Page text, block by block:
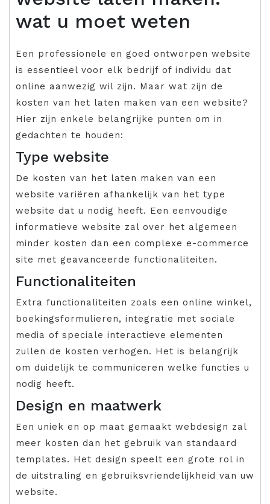
wat u moet weten
Een professionele en goed ontworpen website
is essentieel voor elk bedrijf of individu dat
online aanwezig wil zijn. Maar wat zijn de
kosten van het laten maken van een website?
Hier zijn enkele belangrijke punten om in
gedachten te houden:
Type website
De kosten van het laten maken van een
website variëren afhankelijk van het type
website dat u nodig heeft. Een eenvoudige
informatieve website zal over het algemeen
minder kosten dan een complexe e-commerce
site met geavanceerde functionaliteiten.
Functionaliteiten
Extra functionaliteiten zoals een online winkel,
boekingsformulieren, integratie met sociale
media of speciale interactieve elementen
zullen de kosten verhogen. Het is belangrijk
om duidelijk te communiceren welke functies u
nodig heeft.
Design en maatwerk
Een uniek en op maat gemaakt webdesign zal
meer kosten dan het gebruik van standaard
templates. Het design speelt een grote rol in
de uitstraling en gebruiksvriendelijkheid van uw
website.